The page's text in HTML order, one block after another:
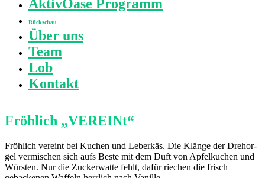
ehrenamtliche
Verein
Grossraum
an
der
Blanca
AktivOase Programm
Rückschau
Über uns
Team
Lob
Kontakt
Fröhlich „VEREINt“
Fröh­lich ver­eint bei Kuchen und Leber­käs. Die Klän­ge der Dreh­or­
gel ver­mi­schen sich aufs Beste mit dem Duft von Apfel­ku­chen und
Wür­sten. Nur die Zucker­wat­te fehlt, dafür rie­chen die frisch